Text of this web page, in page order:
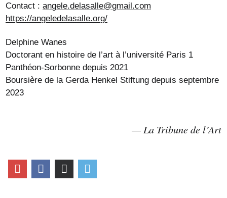
Contact :angele.delasalle@gmail.com
https://angeledelasalle.org/
Delphine Wanes
Doctorant en histoire de l’art à l’université Paris 1
Panthéon-Sorbonne depuis 2021
Boursière de la Gerda Henkel Stiftung depuis septembre
2023
La Tribune de l’Art